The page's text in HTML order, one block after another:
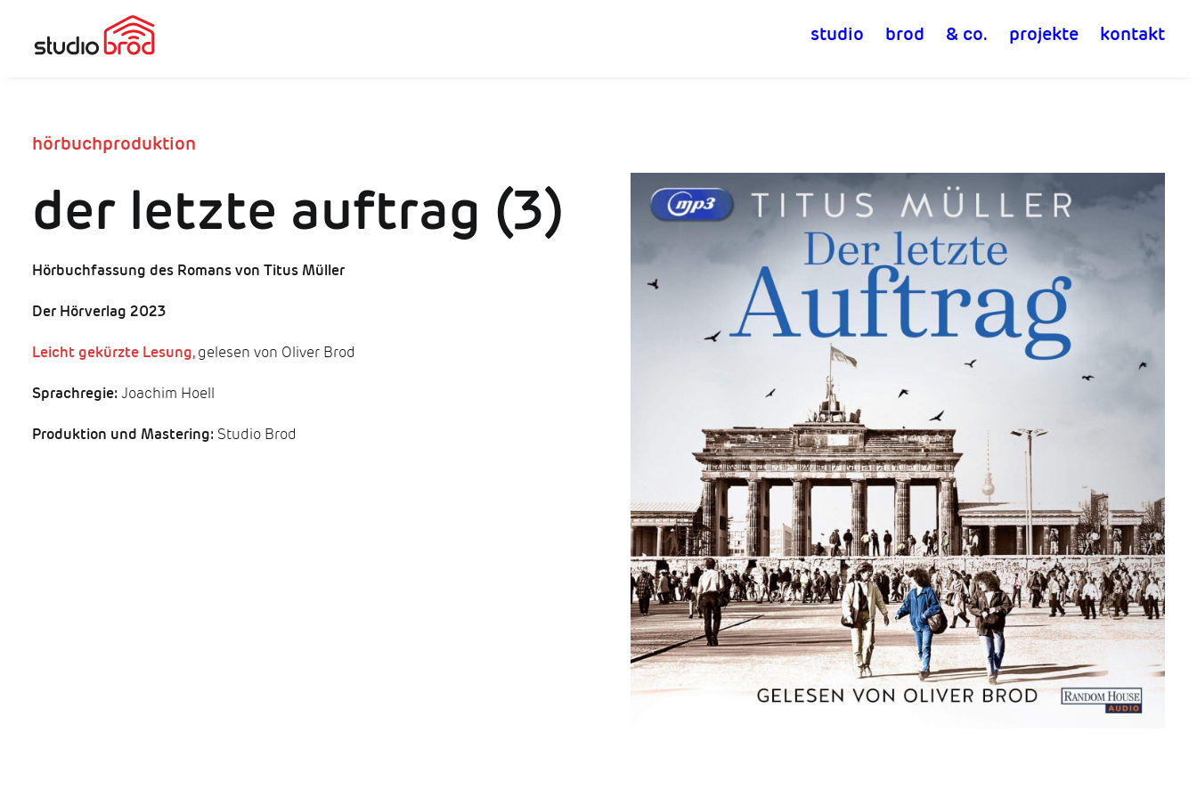
studio brod & co. projekte kontakt
hörbuchproduktion
der letzte auftrag (3)
Hörbuchfassung des Romans von Titus Müller
Der Hörverlag 2023
Leicht gekürzte Lesung, gelesen von Oliver Brod
Sprachregie: Joachim Hoell
Produktion und Mastering: Studio Brod